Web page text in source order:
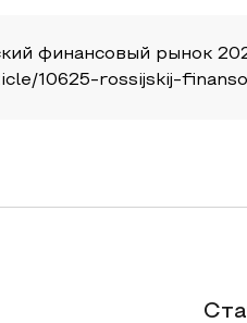
финансовый рынок
10625-rossijskij-